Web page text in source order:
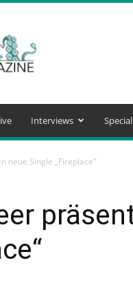
Interviews
neue Single „Fireplace“